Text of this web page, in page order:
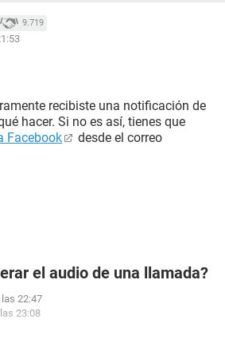
9.719
recibiste una notificación de
hacer. Si no es así, tienes que
Facebook
desde el correo
el audio de una llamada?
22:47
23:08